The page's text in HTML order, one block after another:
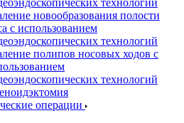
новообразования полости
с использованием
технологий
полипов носовых ходов с
технологий
операции